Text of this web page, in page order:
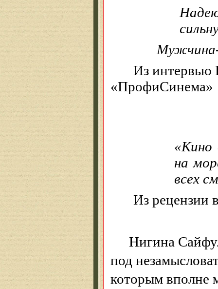
Из интервью
«ПрофиСинема»
«Кино
на
всех
Из рецензии
Нигина
под
которым вполне